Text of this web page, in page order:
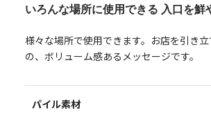
いろんな場所に使用できる 入口を鮮
様々な場所で使用できます。お店を引き
の、ボリューム感あるメッセージです。
パイル素材